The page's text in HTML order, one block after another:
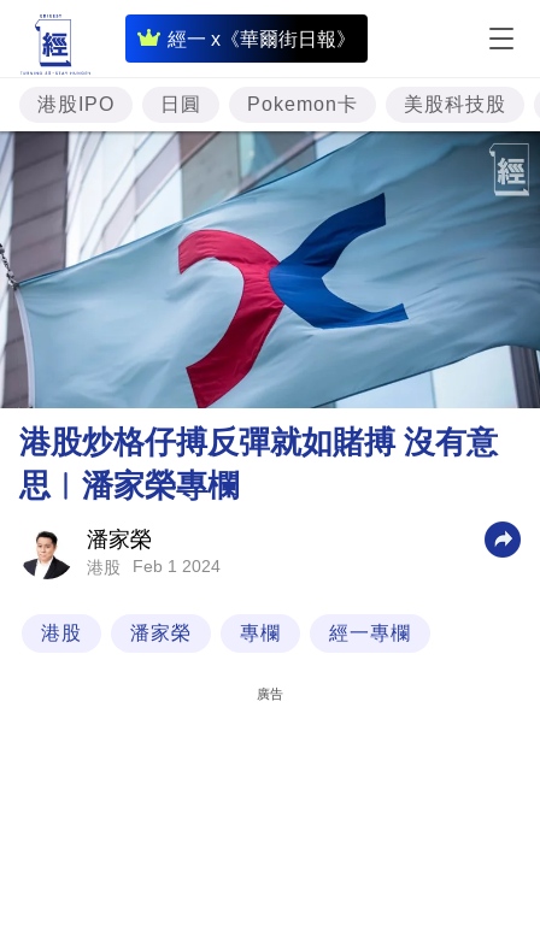
經一 x《華爾街日報》
即
時
財
經
專
題
市
理
財
商
科
港股IPO 日圓 Pokemon卡 美股科技股
港股炒格仔搏反彈就如賭搏 沒有意
思︳潘家榮專欄
潘家榮
港股 Feb 1 2024
港股 潘家榮 專欄 經一專欄
廣告